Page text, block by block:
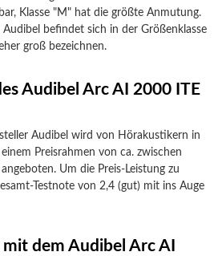
Klasse "M" hat die größte Anmutung.
befindet sich in der Größenklasse
groß bezeichnen.
Audibel Arc AI 2000 ITE
Audibel wird von Hörakustikern in
Preisrahmen von ca. zwischen
Um die Preis-Leistung zu
Testnote von 2,4 (gut) mit ins Auge
dem Audibel Arc AI